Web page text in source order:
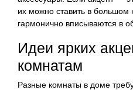
их можно ставить в большом
гармонично вписываются в
Идеи ярких
комнатам
Разные комнаты в доме